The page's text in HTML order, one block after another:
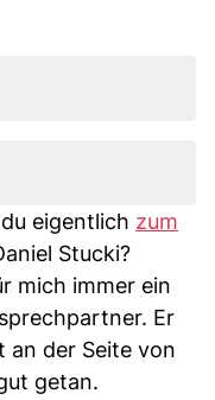
eigentlich zum
Stucki?
mich immer ein
Er
an der Seite von
getan.